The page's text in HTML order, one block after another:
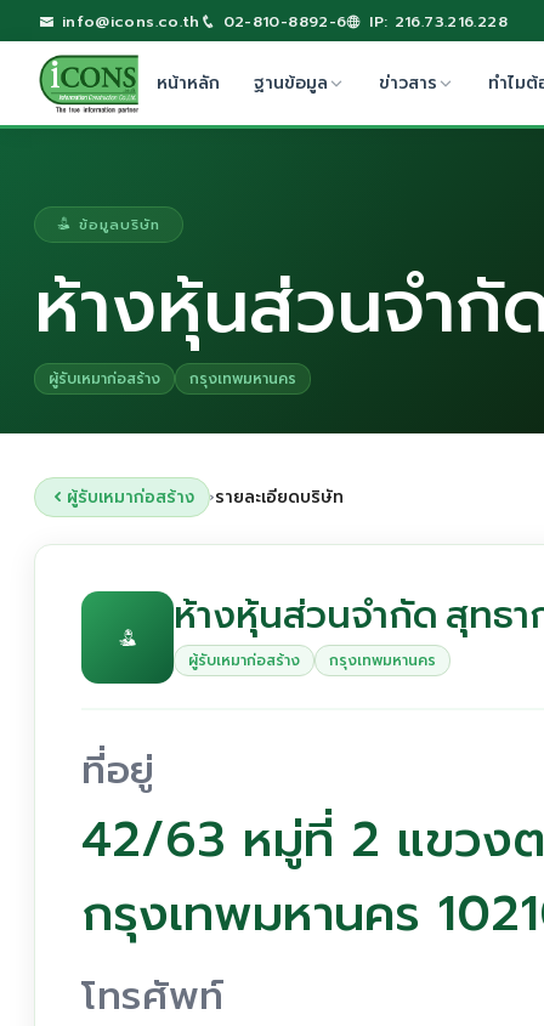
info@icons.co.th 02-810-8892-6 IP: 216.73.216.228
หน้าหลัก ฐานข้อมูล ข่าวสาร ทำไมต้
ข้อมูลบริษัท
ห้างหุ้นส่วนจำกั
ผู้รับเหมาก่อสร้าง กรุงเทพมหานคร
ผู้รับเหมาก่อสร้าง ›รายละเอียดบริษัท
ห้างหุ้นส่วนจำกัด สุทธา
ผู้รับเหมาก่อสร้าง กรุงเทพมหานคร
ที่อยู่
42/63 หมู่ที่ 2 แขวง
กรุงเทพมหานคร
โทรศัพท์